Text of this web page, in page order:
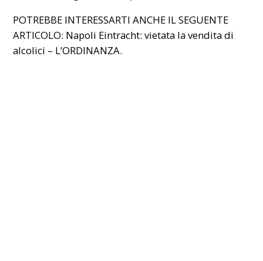
POTREBBE INTERESSARTI ANCHE IL SEGUENTE
ARTICOLO: Napoli Eintracht: vietata la vendita di
alcolici – L’ORDINANZA.